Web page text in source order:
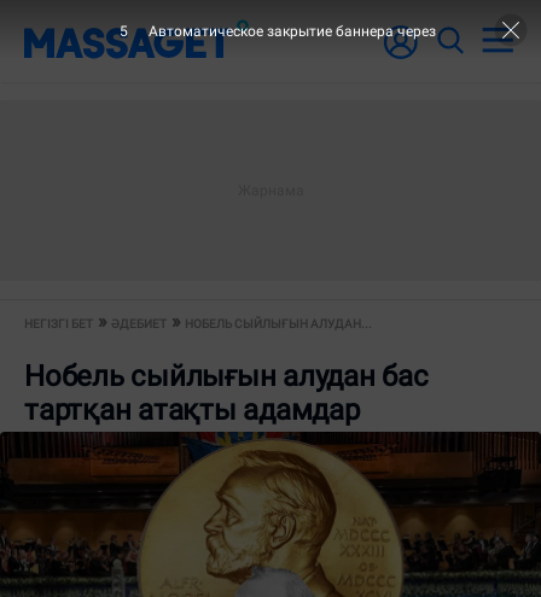
НЕГІЗГІ БЕТ ӘДЕБИЕТ НОБЕЛЬ СЫЙЛЫҒЫН АЛУДАН...
Нобель сыйлығын алудан бас
тартқан атақты адамдар
4 Автоматическое закрытие баннера через